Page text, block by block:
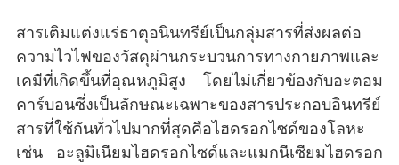
สารเติมแต่งแร่ธาตุอนินทรีย์เป็นกลุ่มสารที่ส่งผลต่อ
ความไวไฟของวัสดุผ่านกระบวนการทางกายภาพและ
เคมีที่เกิดขึ้นที่อุณหภูมิสูง โดยไม่เกี่ยวข้องกับอะตอม
คาร์บอนซึ่งเป็นลักษณะเฉพาะของสารประกอบอินทรีย์
สารที่ใช้กันทั่วไปมากที่สุดคือไฮดรอกไซด์ของโลหะ
เช่น อะลูมิเนียมไฮดรอกไซด์และแมกนีเซียมไฮดรอก